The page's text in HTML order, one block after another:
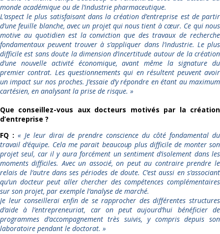
monde académique ou de l’industrie pharmaceutique.
L’aspect le plus satisfaisant dans la création d’entreprise est de partir
d’une feuille blanche, avec un projet qui nous tient à cœur. Ce qui nous
motive au quotidien est la conviction que des travaux de recherche
fondamentaux peuvent trouver à s’appliquer dans l’industrie. Le plus
difficile est sans doute la dimension d’incertitude autour de la création
d’une nouvelle activité économique, avant même la signature du
premier contrat. Les questionnements qui en résultent peuvent avoir
un impact sur nos proches. J’essaie d’y répondre en étant au maximum
cartésien, en analysant la prise de risque. »
Que conseillez-vous aux docteurs motivés par la création
d’entreprise ?
FQ : « Je leur dirai de prendre conscience du côté fondamental du
travail d’équipe. Cela me parait beaucoup plus difficile de monter son
projet seul, car il y aura forcément un sentiment d’isolement dans les
moments difficiles. Avec un associé, on peut au contraire prendre le
relais de l’autre dans ses périodes de doute. C’est aussi en s’associant
qu’un docteur peut aller chercher des compétences complémentaires
sur son projet, par exemple l’analyse de marché.
Je leur conseillerai enfin de se rapprocher des différentes structures
d’aide à l’entrepreneuriat, car on peut aujourd’hui bénéficier de
programmes d’accompagnement très suivis, y compris depuis son
laboratoire pendant le doctorat. »